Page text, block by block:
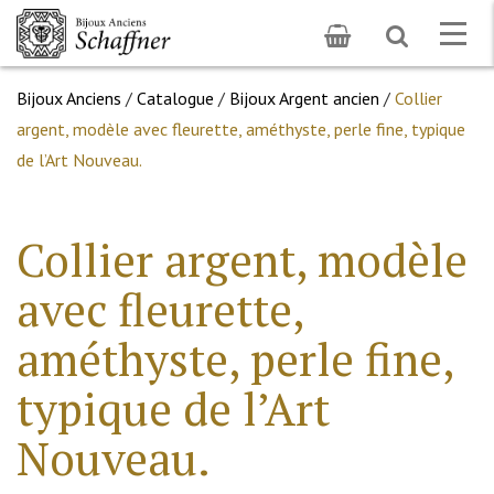
Toggle
search
Bijoux Anciens / Catalogue / Bijoux Argent ancien / Collier
argent, modèle avec fleurette, améthyste, perle fine, typique
de l’Art Nouveau.
Collier argent, modèle
avec fleurette,
améthyste, perle fine,
typique de l’Art
Nouveau.